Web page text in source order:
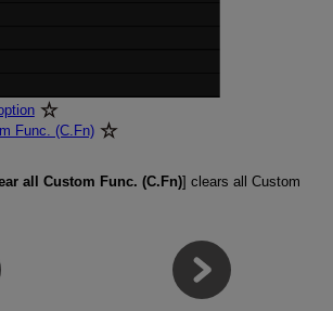
Func. (C.Fn)
all Custom Func. (C.Fn)] clears all Custom